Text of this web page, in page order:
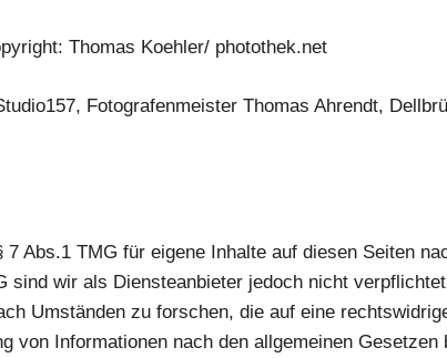
Thomas Koehler/ photothek.net
Fotografenmeister Thomas Ahrendt,
Abs.1 TMG für eigene Inhalte auf diesen Seiten
sind wir als Diensteanbieter jedoch nicht
Umständen zu forschen, die auf eine
von Informationen nach den allgemeinen